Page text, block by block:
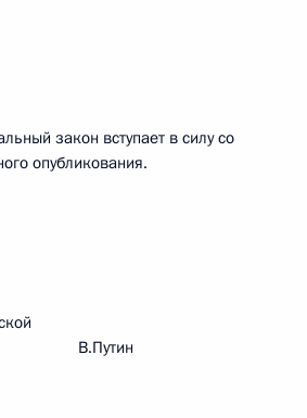
закон вступает в силу со
опубликования.
В.Путин